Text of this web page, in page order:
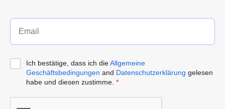
Ich bestätige, dass ich dieAllgemeine
Geschäftsbedingungen and Datenschutzerklärung gelesen
habe und diesen zustimme. *